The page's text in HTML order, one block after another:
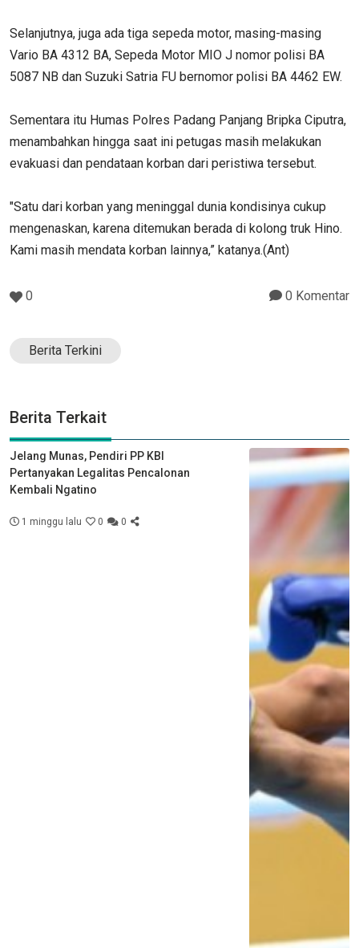
Selanjutnya, juga ada tiga sepeda motor, masing-masing
Vario BA 4312 BA, Sepeda Motor MIO J nomor polisi BA
5087 NB dan Suzuki Satria FU bernomor polisi BA 4462 EW.
Sementara itu Humas Polres Padang Panjang Bripka Ciputra,
menambahkan hingga saat ini petugas masih melakukan
evakuasi dan pendataan korban dari peristiwa tersebut.
"Satu dari korban yang meninggal dunia kondisinya cukup
mengenaskan, karena ditemukan berada di kolong truk Hino.
Kami masih mendata korban lainnya,” katanya.(Ant)
0 0 Komentar
Berita Terkini
Berita Terkait
Jelang Munas, Pendiri PP KBI
Pertanyakan Legalitas Pencalonan
Kembali Ngatino
1 minggu lalu 0 0